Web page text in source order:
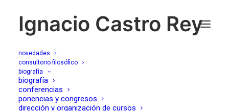
Ignacio Castro Rey
novedades
consultorio filosófico
biografía
biografía
conferencias
ponencias y congresos
dirección y organización de cursos
la edad de la